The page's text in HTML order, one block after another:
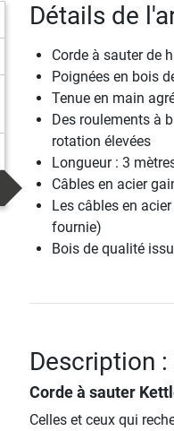
Détails de
Corde à sauter de
Poignées en bois
Tenue en main
Des roulements à
rotation élevées
Longueur : 3
Câbles en acier
Les câbles en
fournie)
Bois de qualité
Description
Corde à sauter
Celles et ceux qui